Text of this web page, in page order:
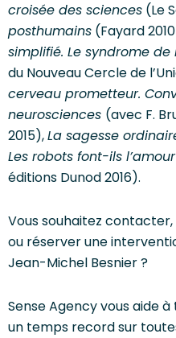
croisée des sciences (Le
posthumains (Fayard
simplifié. Le syndrome
du Nouveau Cercle de
cerveau prometteur.
neurosciences (avec F.
2015),La sagesse
Les robots font-ils l’amour
éditions Dunod 2016).
Vous souhaitez
ou réserver une
Jean-Michel Besnier ?
Sense Agency vous aide
un temps record sur